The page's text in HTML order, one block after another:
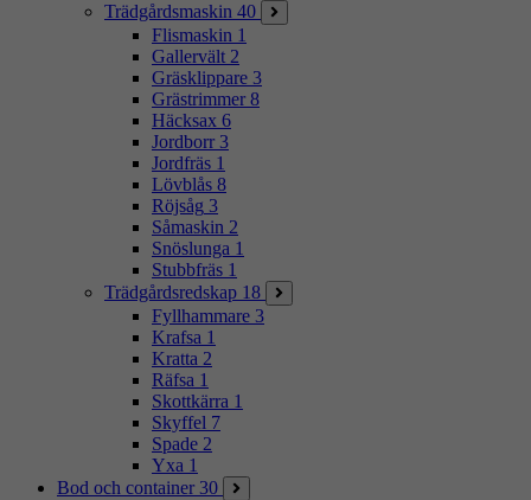
Trädgårdsmaskin 40
Flismaskin 1
Gallervält 2
Gräsklippare 3
Grästrimmer 8
Häcksax 6
Jordborr 3
Jordfräs 1
Lövblås 8
Röjsåg 3
Såmaskin 2
Snöslunga 1
Stubbfräs 1
Trädgårdsredskap 18
Fyllhammare 3
Krafsa 1
Kratta 2
Räfsa 1
Skottkärra 1
Skyffel 7
Spade 2
Yxa 1
Bod och container 30